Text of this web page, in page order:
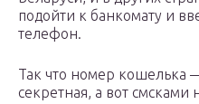
подойти к банкомату и
телефон.
Так что номер кошелька
секретная, а вот смсками